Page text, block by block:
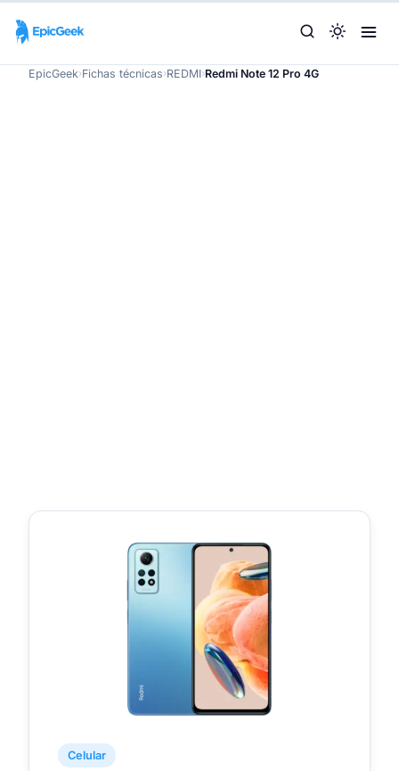
EpicGeek›Fichas técnicas›REDMI›Redmi Note 12 Pro 4G
Celular